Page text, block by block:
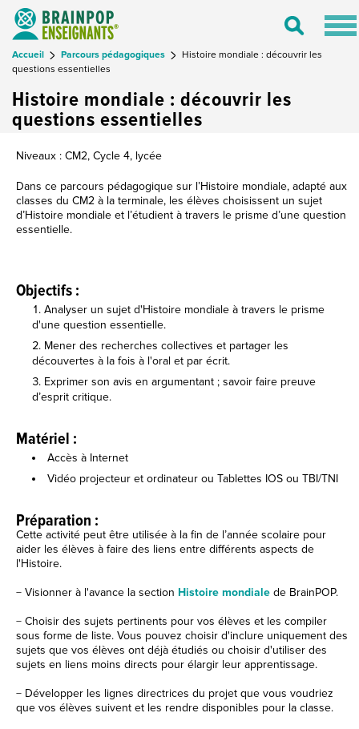
Toggle
Accueil Parcours pédagogiques
Histoire mondiale : découvrir les
questions essentielles
Histoire mondiale : découvrir les
questions essentielles
Niveaux : CM2, Cycle 4, lycée
Dans ce parcours pédagogique sur l’Histoire mondiale, adapté aux
classes du CM2 à la terminale, les élèves choisissent un sujet
d’Histoire mondiale et l’étudient à travers le prisme d’une question
essentielle.
Objectifs :
Analyser un sujet d'Histoire mondiale à travers le prisme
d'une question essentielle.
Mener des recherches collectives et partager les
découvertes à la fois à l'oral et par écrit.
Exprimer son avis en argumentant ; savoir faire preuve
d’esprit critique.
Matériel :
Accès à Internet
Vidéo projecteur et ordinateur ou Tablettes IOS ou TBI/TNI
Préparation :
Cette activité peut être utilisée à la fin de l’année scolaire pour
aider les élèves à faire des liens entre différents aspects de
l'Histoire.
− Visionner à l'avance la section Histoire mondiale de BrainPOP.
− Choisir des sujets pertinents pour vos élèves et les compiler
sous forme de liste. Vous pouvez choisir d'inclure uniquement des
sujets que vos élèves ont déjà étudiés ou choisir d'utiliser des
sujets en liens moins directs pour élargir leur apprentissage.
− Développer les lignes directrices du projet que vous voudriez
que vos élèves suivent et les rendre disponibles pour la classe.